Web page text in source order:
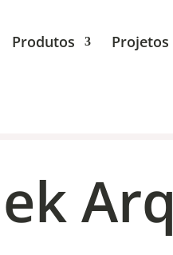
Produtos Projetos
Arq